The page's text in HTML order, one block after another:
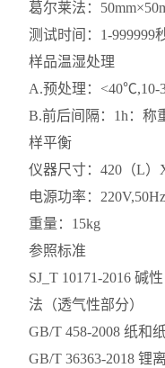
葛尔莱法：
测试时间：1-999999
样品温湿处理
A.预处理：<40℃,10-
B.前后间隔：1h：称
样平衡
仪器尺寸：420（L）
电源功率：
重量：15kg
参照标准
SJ_T 10171-2016 碱
法（透气性部分）
GB/T 458-2008 纸和
GB/T 36363-2018 锂